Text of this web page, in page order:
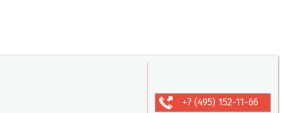
+7 (495) 152-11-66